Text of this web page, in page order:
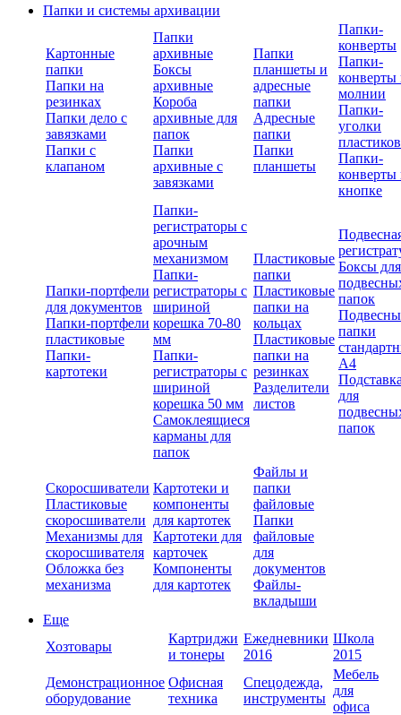
Папки и системы архивации
Картонные
папки
Папки на
резинках
Папки дело с
завязками
Папки с
клапаном
Папки
архивные
Боксы
архивные
Короба
архивные для
папок
Папки
архивные с
завязками
Папки
планшеты и
адресные
папки
Адресные
папки
Папки
планшеты
Папки-
конверты
Папки-
конверты
молнии
Папки-
уголки
Папки-
конверты
кнопке
Папки-портфели
для документов
Папки-портфели
пластиковые
Папки-
картотеки
Папки-
регистраторы с
арочным
механизмом
Папки-
регистраторы с
шириной
корешка 70-80
мм
Папки-
регистраторы с
шириной
корешка 50 мм
Самоклеящиеся
карманы для
папок
Пластиковые
папки
Пластиковые
папки на
кольцах
Пластиковые
папки на
резинках
Разделители
листов
Боксы для
папок
папки
А4
для
папок
Скоросшиватели
Пластиковые
скоросшиватели
Механизмы для
скоросшивателя
Обложка без
механизма
Картотеки и
компоненты
для картотек
Картотеки для
карточек
Компоненты
для картотек
Файлы и
папки
файловые
Папки
файловые
для
документов
Файлы-
вкладыши
Еще
Хозтовары
Картриджи
и тонеры
Ежедневники
2016
Школа
2015
Демонстрационное
оборудование
Офисная
техника
Спецодежда,
инструменты
Мебель
для
офиса